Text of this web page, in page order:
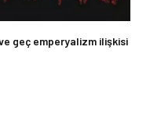
geç emperyalizm ilişkisi